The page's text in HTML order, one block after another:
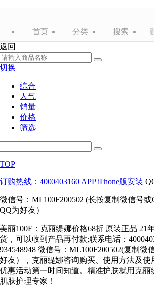
首页 分类 搜索
返回
切换
综合
人气
销量
价格
筛选
TOP
订购热线：4000403160 APP iPhone版安装
微信号：ML100F200502 (长按复制微信号
QQ为好友）
美丽100F：克丽缇娜价格68折 原装正品 21
货，可以收到产品再付款;联系电话：
934548948 微信号：ML100F200502(复制微
好友），克丽缇娜咨询购买、使用方法及使
优惠活动第一时间知道。精准护肤就用克丽
肌肤护理专家！